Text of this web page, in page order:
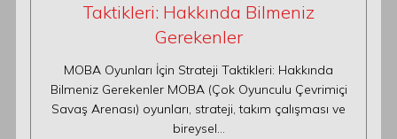
Taktikleri: Hakkında Bilmeniz
Gerekenler
MOBA Oyunları İçin Strateji Taktikleri: Hakkında
Bilmeniz Gerekenler MOBA (Çok Oyunculu Çevrimiçi
Savaş Arenası) oyunları, strateji, takım çalışması ve
bireysel…